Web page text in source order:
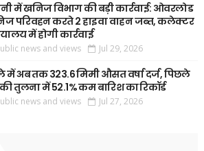
में खनिज विभाग की बड़ी कार्रवाई: ओवरलोड
परिवहन करते 2 हाइवा वाहन जब्त, कलेक्टर
में होगी कार्रवाई
news and views Jul 29, 2026
में अब तक 323.6 मिमी औसत वर्षा दर्ज, पिछले
की तुलना में 52.1% कम बारिश का रिकॉर्ड
news and views Jul 27, 2026